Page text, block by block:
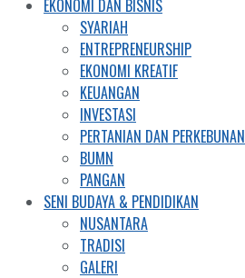
EKONOMI DAN BISNIS
SYARIAH
ENTREPRENEURSHIP
EKONOMI KREATIF
KEUANGAN
INVESTASI
PERTANIAN DAN PERKEBUNAN
BUMN
PANGAN
SENI BUDAYA & PENDIDIKAN
NUSANTARA
TRADISI
GALERI